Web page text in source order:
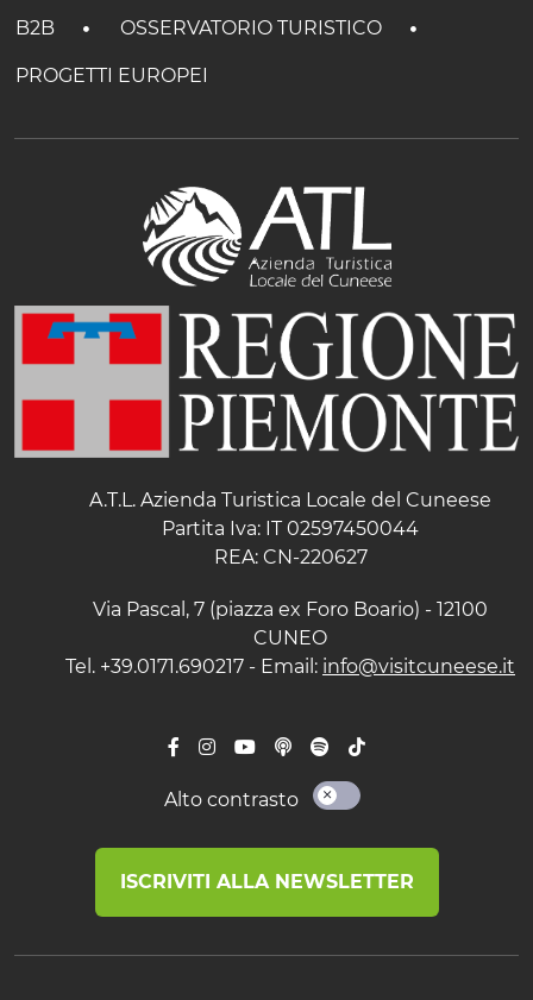
B2B OSSERVATORIO TURISTICO
PROGETTI EUROPEI
A.T.L. Azienda Turistica Locale del Cuneese
Partita Iva: IT 02597450044
REA: CN-220627
Via Pascal, 7 (piazza ex Foro Boario) - 12100
CUNEO
Tel. +39.0171.690217 - Email: info@visitcuneese.it
Alto contrasto
ISCRIVITI ALLA NEWSLETTER